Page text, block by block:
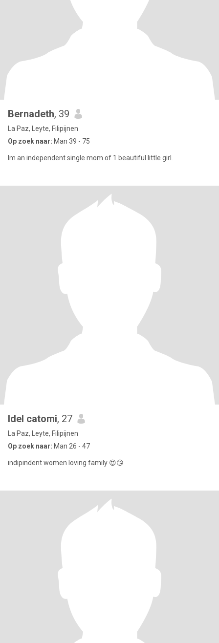
Bernadeth, 39
La Paz, Leyte, Filipijnen
Op zoek naar: Man 39 - 75
Im an independent single mom.of 1 beautiful little girl.
Idel catomi, 27
La Paz, Leyte, Filipijnen
Op zoek naar: Man 26 - 47
indipindent women loving family 😍😘